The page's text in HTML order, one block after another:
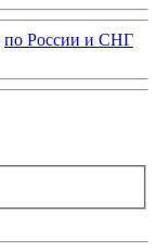
по России и СНГ